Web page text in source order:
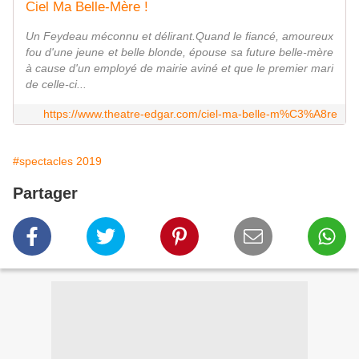
Ciel Ma Belle-Mère !
Un Feydeau méconnu et délirant.Quand le fiancé, amoureux
fou d'une jeune et belle blonde, épouse sa future belle-mère
à cause d'un employé de mairie aviné et que le premier mari
de celle-ci...
https://www.theatre-edgar.com/ciel-ma-belle-m%C3%A8re
#spectacles 2019
Partager